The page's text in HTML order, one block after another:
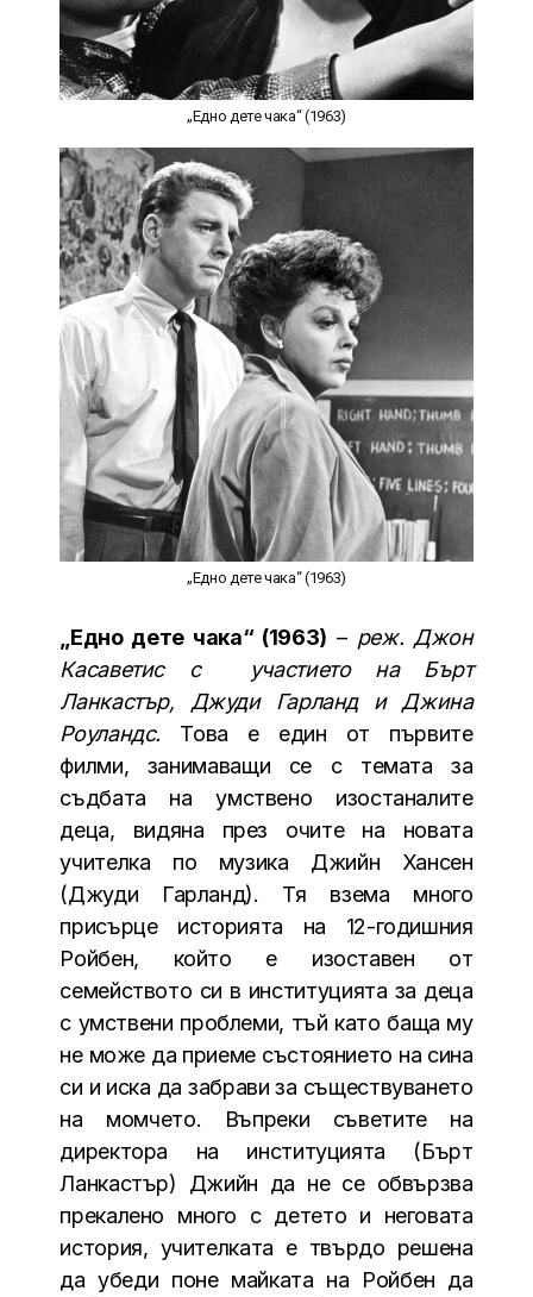
„Едно дете чака“ (1963)
„Едно дете чака“ (1963)
„Едно дете чака“ (1963) – реж. Джон
Касаветис с участието на Бърт
Ланкастър, Джуди Гарланд и Джина
Роуландс. Това е един от първите
филми, занимаващи се с темата за
съдбата на умствено изостаналите
деца, видяна през очите на новата
учителка по музика Джийн Хансен
(Джуди Гарланд). Тя взема много
присърце историята на 12-годишния
Ройбен, който е изоставен от
семейството си в институцията за деца
с умствени проблеми, тъй като баща му
не може да приеме състоянието на сина
си и иска да забрави за съществуването
на момчето. Въпреки съветите на
директора на институцията (Бърт
Ланкастър) Джийн да не се обвързва
прекалено много с детето и неговата
история, учителката е твърдо решена
да убеди поне майката на Ройбен да